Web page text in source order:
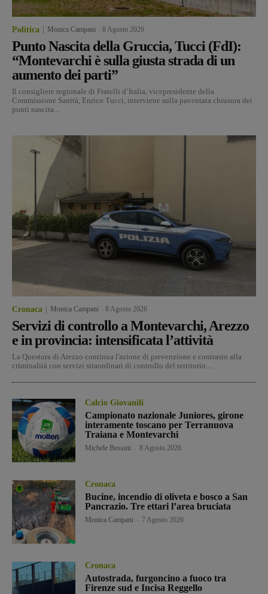
Politica Monica Campani 8 Agosto 2026
Punto Nascita della Gruccia, Tucci (FdI):
“Montevarchi è sulla giusta strada di un
aumento dei parti”
Il consigliere regionale di Fratelli d’Italia, vicepresidente della
Commissione Sanità, Enrico Tucci, interviene sulla paventata chiusura dei
punti nascita...
Cronaca Monica Campani 8 Agosto 2026
Servizi di controllo a Montevarchi, Arezzo
e in provincia: intensificata l’attività
La Questura di Arezzo continua l'azione di prevenzione e contrasto alla
criminalità con servizi straordinari di controllo del territorio....
Calcio Giovanili
Campionato nazionale Juniores, girone
interamente toscano per Terranuova
Traiana e Montevarchi
Michele Bossini 8 Agosto 2026
Cronaca
Bucine, incendio di oliveta e bosco a San
Pancrazio. Tre ettari l’area bruciata
Monica Campani 7 Agosto 2026
Cronaca
Autostrada, furgoncino a fuoco tra
Firenze sud e Incisa Reggello